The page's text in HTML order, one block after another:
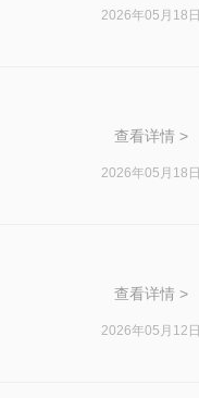
2026年05月18日
查看详情 >
2026年05月18日
查看详情 >
2026年05月12日